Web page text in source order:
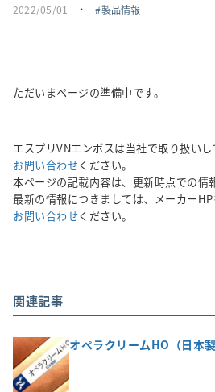
2022/05/01 ・ 製品情報
ただいまページの準備中です。
エスプリVNエンボスは当社で取り扱い
お問い合わせください。
本ページの記載内容は、更新時点での情
最新の情報につきましては、メーカー
お問い合わせください。
関連記事
オペラクリームHO（日本製